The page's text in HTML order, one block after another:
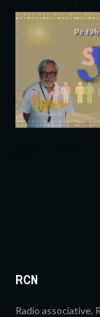
RCN
Radio associative,